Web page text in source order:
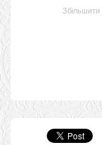
Збільшити